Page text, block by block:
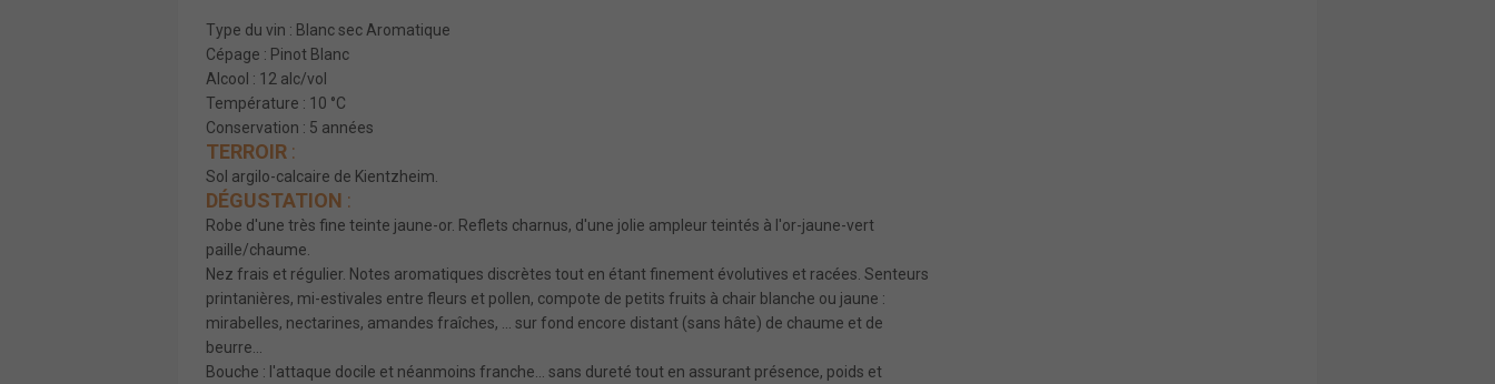
Type du vin : Blanc sec Aromatique
Cépage : Pinot Blanc
Alcool : 12 alc/vol
Température : 10 °C
Conservation : 5 années
TERROIR :
Sol argilo-calcaire de Kientzheim.
DÉGUSTATION :
Robe d'une très fine teinte jaune-or. Reflets charnus, d'une jolie ampleur teintés à l'or-jaune-vert
paille/chaume.
Nez frais et régulier. Notes aromatiques discrètes tout en étant finement évolutives et racées. Senteurs
printanières, mi-estivales entre fleurs et pollen, compote de petits fruits à chair blanche ou jaune :
mirabelles, nectarines, amandes fraîches, ... sur fond encore distant (sans hâte) de chaume et de
beurre...
Bouche : l'attaque docile et néanmoins franche... sans dureté tout en assurant présence, poids et